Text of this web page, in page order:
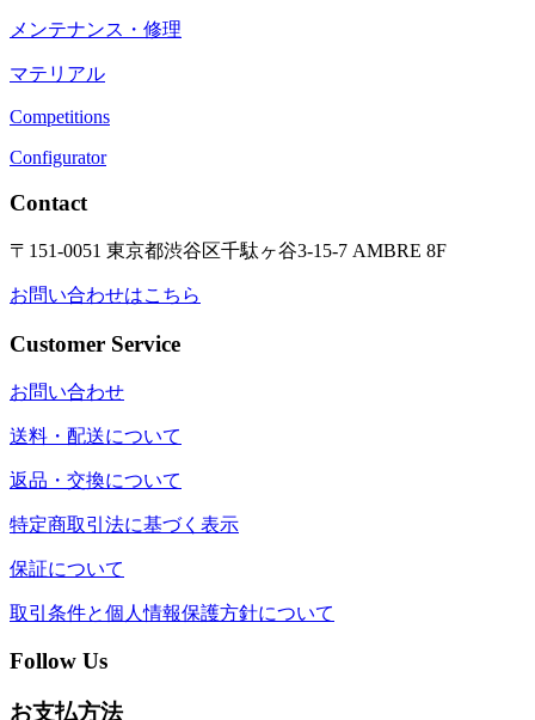
メンテナンス・修理
マテリアル
Competitions
Configurator
Contact
〒151-0051 東京都渋谷区千駄ヶ谷3-15-7 AMBRE 8F
お問い合わせはこちら
Customer Service
お問い合わせ
送料・配送について
返品・交換について
特定商取引法に基づく表示
保証について
取引条件と個人情報保護方針について
Follow Us
お支払方法